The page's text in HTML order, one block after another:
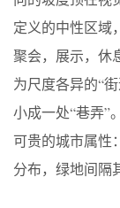
定义的中性区域
聚会，展示，
为尺度各异的“
小成一处“巷弄”
可贵的城市属性
分布，绿地间隔